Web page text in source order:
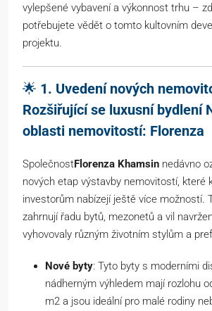
vylepšené vybavení a výkonnost trhu –
potřebujete vědět o tomto kultovním
projektu.
🌟 1. Uvedení nových
Rozšiřující se luxusní bydlení
oblasti nemovitostí: Florenza
SpolečnostFlorenza Khamsin nedávno
nových etap výstavby nemovitostí, které
investorům nabízejí ještě více možností.
zahrnují řadu bytů, mezonetů a vil
vyhovovaly různým životním stylům a
Nové byty: Tyto byty s moderními
nádherným výhledem mají rozlohu
m2 a jsou ideální pro malé rodiny